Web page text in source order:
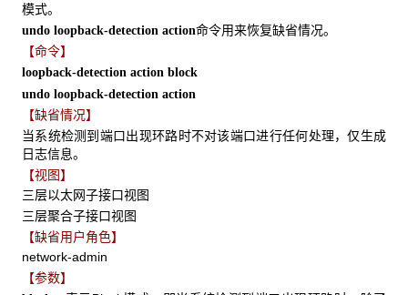
模式。
undo loopback-detection action命令用来恢复缺省情况。
【命令】
loopback-detection action block
undo loopback-detection action
【缺省情况】
当系统检测到端口出现环路时不对该端口进行任何处理，仅生成
日志信息。
【视图】
三层以太网子接口视图
三层聚合子接口视图
【缺省用户角色】
network-admin
【参数】